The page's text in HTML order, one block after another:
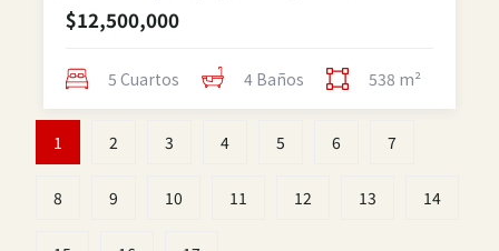
$12,500,000
5 Cuartos 4 Baños 538 m²
1 2 3 4 5 6 7
8 9 10 11 12 13 14